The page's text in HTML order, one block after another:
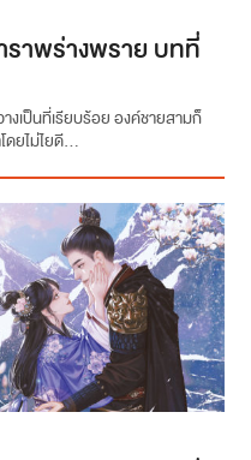
ราพร่างพราย บทที่
งเป็นที่เรียบร้อย องค์ชายสามก็
ดยไม่ไยดี...